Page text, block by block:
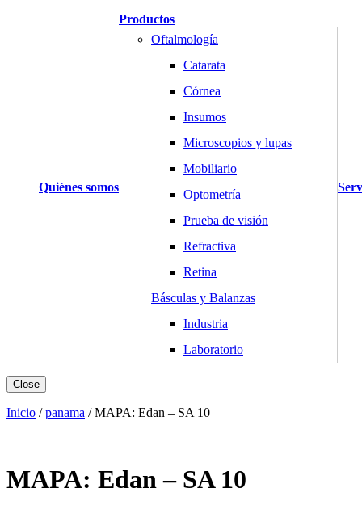
Quiénes somos
Productos
Oftalmología
Catarata
Córnea
Insumos
Microscopios y lupas
Mobiliario
Optometría
Prueba de visión
Refractiva
Retina
Básculas y Balanzas
Industria
Laboratorio
Holters y MAPA
Close
Inicio /panama /MAPA: Edan – SA 10
MAPA: Edan – SA 10